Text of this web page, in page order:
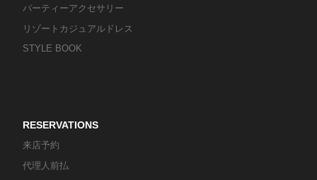
パーティーアクセサリー
リゾートカジュアルドレス
STYLE BOOK
RESERVATIONS
来店予約
代理人前払